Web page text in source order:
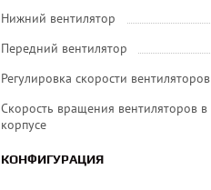
Нижний вентилятор
Передний вентилятор
Регулировка скорости вентиляторов
Скорость вращения вентиляторов в
корпусе
КОНФИГУРАЦИЯ